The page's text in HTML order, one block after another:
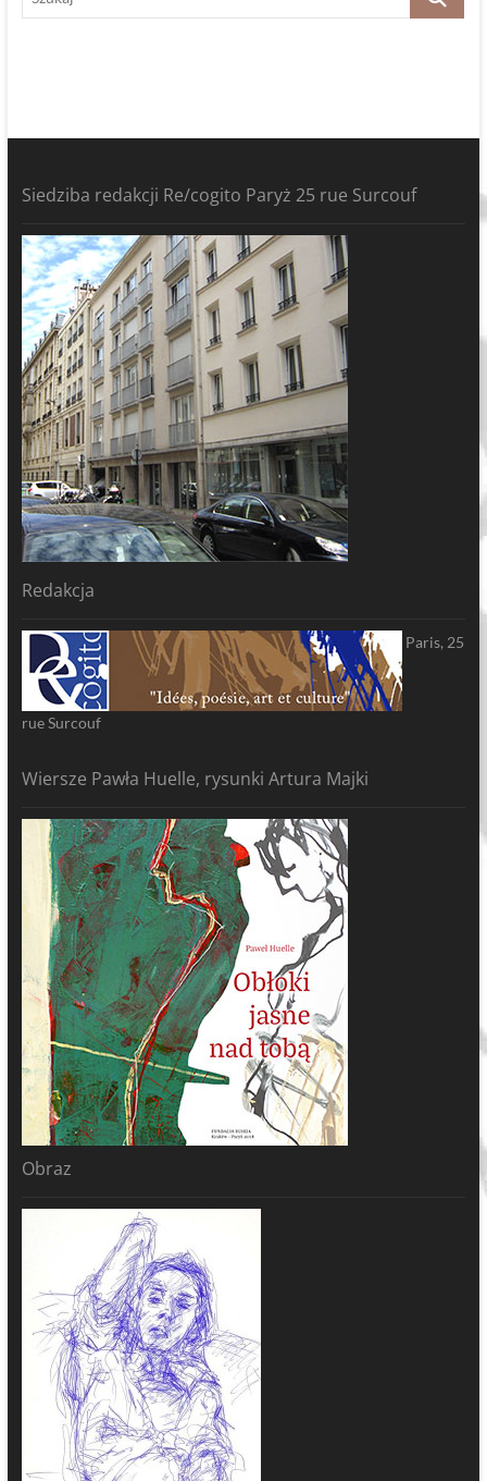
Siedziba redakcji Re/cogito Paryż 25 rue Surcouf
Redakcja
Paris, 25
rue Surcouf
Wiersze Pawła Huelle, rysunki Artura Majki
Obraz